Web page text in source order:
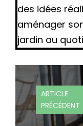
des idées
aménager
jardin au
ARTICLE
PRÉCÉDENT